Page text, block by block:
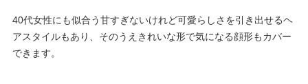
40代女性にも似合う甘すぎないけれど可愛らしさを引き出せるヘ
アスタイルもあり、そのうえきれいな形で気になる顔形もカバー
できます。